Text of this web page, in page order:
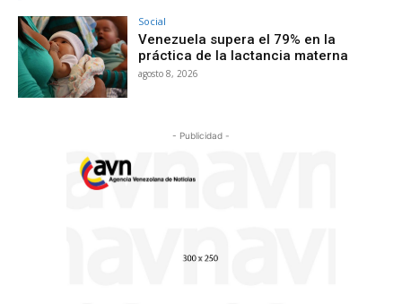
Social
Venezuela supera el 79% en la
práctica de la lactancia materna
agosto 8, 2026
- Publicidad -